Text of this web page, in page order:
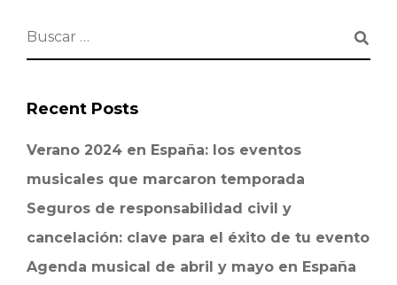
Recent Posts
Verano 2024 en España: los eventos
musicales que marcaron temporada
Seguros de responsabilidad civil y
cancelación: clave para el éxito de tu evento
Agenda musical de abril y mayo en España